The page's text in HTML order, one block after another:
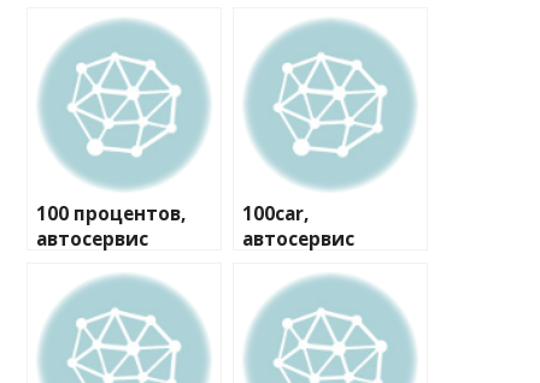
100 процентов,
автосервис
100car,
автосервис